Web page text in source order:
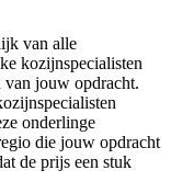
van alle
kozijnspecialisten
van jouw opdracht.
onderlinge
die jouw opdracht
de prijs een stuk